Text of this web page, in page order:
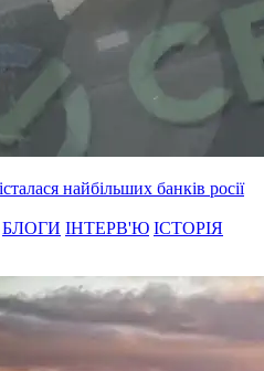
найбільших банків росії
БЛОГИ ІНТЕРВ'Ю ІСТОРІЯ